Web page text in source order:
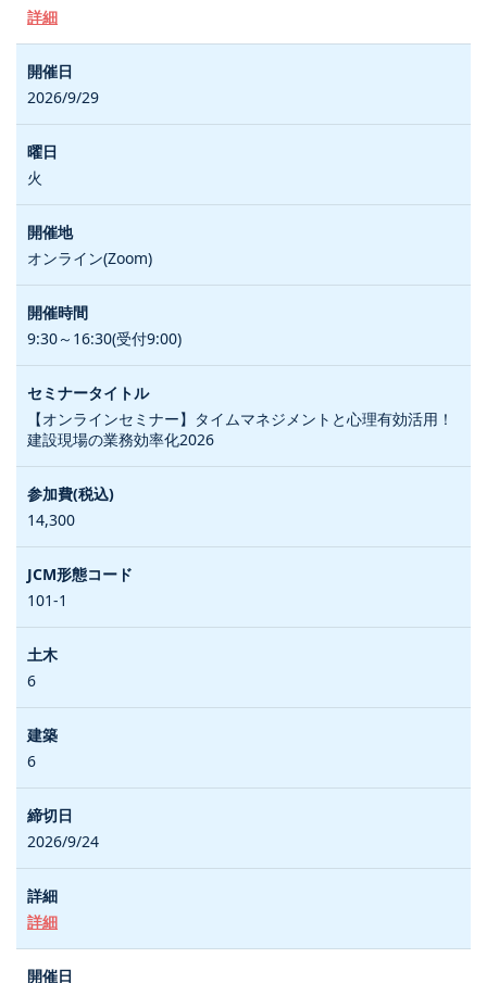
詳細
2026/9/29
火
オンライン(Zoom)
9:30～16:30(受付9:00)
【オンラインセミナー】タイムマネジメントと心理有効活用！
建設現場の業務効率化2026
14,300
101-1
6
6
2026/9/24
詳細